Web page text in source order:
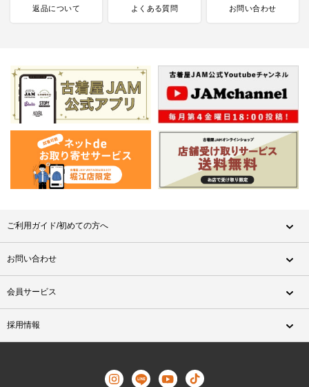
返品について よくある質問 お問い合わせ
ご利用ガイド/初めての方へ
お問い合わせ
会員サービス
採用情報